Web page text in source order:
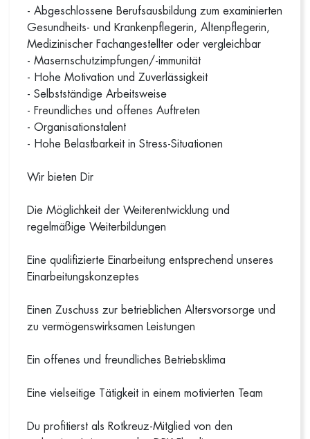
- Abgeschlossene Berufsausbildung zum examinierten
Gesundheits- und Krankenpflegerin, Altenpflegerin,
Medizinischer Fachangestellter oder vergleichbar
- Masernschutzimpfungen/-immunität
- Hohe Motivation und Zuverlässigkeit
- Selbstständige Arbeitsweise
- Freundliches und offenes Auftreten
- Organisationstalent
- Hohe Belastbarkeit in Stress-Situationen
Wir bieten Dir
Die Möglichkeit der Weiterentwicklung und
regelmäßige Weiterbildungen
Eine qualifizierte Einarbeitung entsprechend unseres
Einarbeitungskonzeptes
Einen Zuschuss zur betrieblichen Altersvorsorge und
zu vermögenswirksamen Leistungen
Ein offenes und freundliches Betriebsklima
Eine vielseitige Tätigkeit in einem motivierten Team
Du profitierst als Rotkreuz-Mitglied von den